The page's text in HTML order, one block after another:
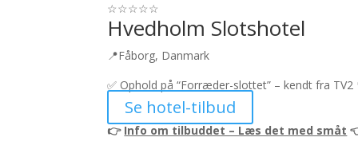
☆☆☆☆☆
Hvedholm Slotshotel
📍Fåborg, Danmark
✅ Ophold på “Forræder-slottet” – kendt fra TV2
Se hotel-tilbud
👉 Info om tilbuddet – Læs det med småt